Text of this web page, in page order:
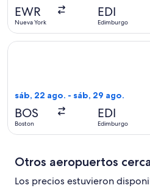
EWR
Nueva York
EDI
Edimburgo
sáb, 22 ago. - sáb, 29 ago.
BOS
Boston
EDI
Edimburgo
Seleccionar vuelo de Delta,
Otros aeropuertos
Los precios estuvieron